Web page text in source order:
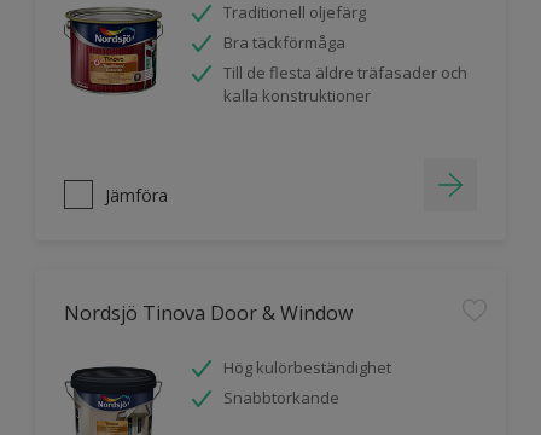
Traditionell oljefärg
Bra täckförmåga
Till de flesta äldre träfasader och
kalla konstruktioner
Jämföra
Nordsjö Tinova Door & Window
Hög kulörbeständighet
Snabbtorkande